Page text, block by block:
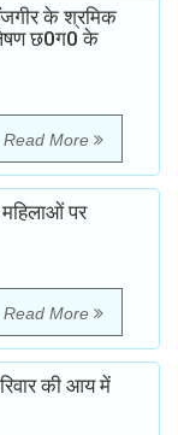
के श्रमिक
छ0ग0 के
Read More
पर
Read More
की आय में